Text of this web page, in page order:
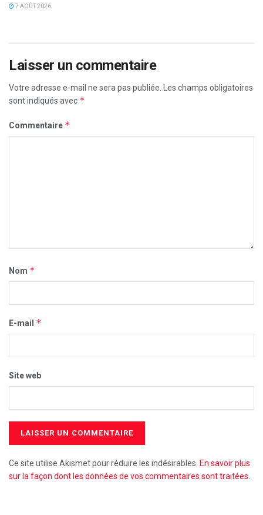
7 AOÛT 2026
Laisser un commentaire
Votre adresse e-mail ne sera pas publiée. Les champs obligatoires
sont indiqués avec *
Commentaire *
Nom *
E-mail *
Site web
Ce site utilise Akismet pour réduire les indésirables. En savoir plus
sur la façon dont les données de vos commentaires sont traitées.